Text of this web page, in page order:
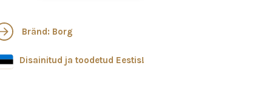
Bränd: Borg
Disainitud ja toodetud Eestis!